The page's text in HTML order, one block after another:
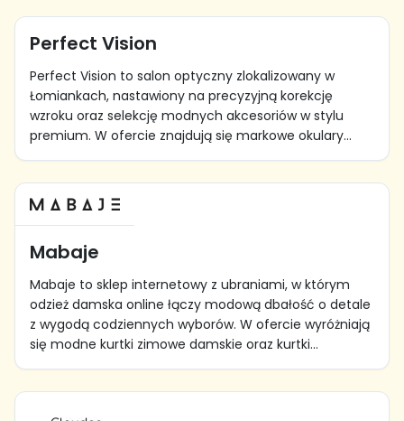
Perfect Vision
Perfect Vision to salon optyczny zlokalizowany w
Łomiankach, nastawiony na precyzyjną korekcję
wzroku oraz selekcję modnych akcesoriów w stylu
premium. W ofercie znajdują się markowe okulary...
Mabaje
Mabaje to sklep internetowy z ubraniami, w którym
odzież damska online łączy modową dbałość o detale
z wygodą codziennych wyborów. W ofercie wyróżniają
się modne kurtki zimowe damskie oraz kurtki...